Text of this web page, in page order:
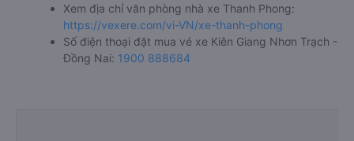
Xem địa chỉ văn phòng nhà xe Thanh Phong:
https://vexere.com/vi-VN/xe-thanh-phong
Số điện thoại đặt mua vé xe Kiên Giang Nhơn Trạch -
Đồng Nai: 1900 888684